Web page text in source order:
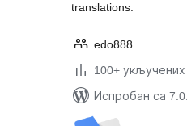
translations.
edo888
100+ укључених
Испробан са